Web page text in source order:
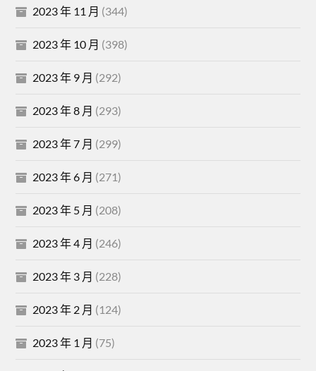
2023 年 11 月 (344)
2023 年 10 月 (398)
2023 年 9 月 (292)
2023 年 8 月 (293)
2023 年 7 月 (299)
2023 年 6 月 (271)
2023 年 5 月 (208)
2023 年 4 月 (246)
2023 年 3 月 (228)
2023 年 2 月 (124)
2023 年 1 月 (75)